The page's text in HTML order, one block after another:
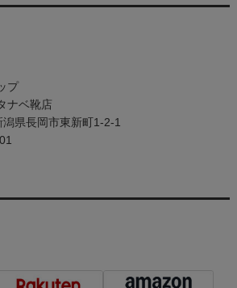
プ
ナベ靴店
県長岡市東新町1-2-1